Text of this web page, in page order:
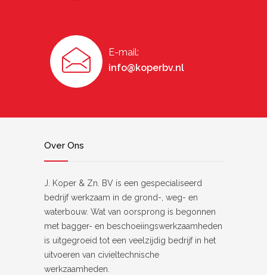
E-mail:
info@koperbv.nl
Over Ons
J. Koper & Zn. BV is een gespecialiseerd
bedrijf werkzaam in de grond-, weg- en
waterbouw. Wat van oorsprong is begonnen
met bagger- en beschoeiingswerkzaamheden
is uitgegroeid tot een veelzijdig bedrijf in het
uitvoeren van civieltechnische
werkzaamheden.